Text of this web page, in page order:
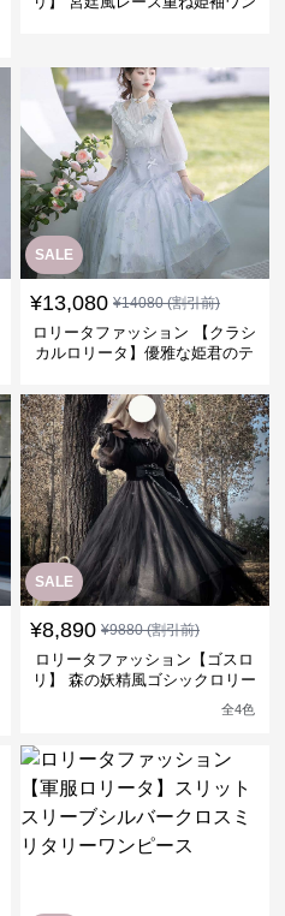
SALE
¥13,080 ¥14080(割引前)
ロリータファッション 【クラシ
カルロリータ】優雅な姫君のテ
SALE
¥8,890 ¥9880(割引前)
ロリータファッション【ゴスロ
リ】 森の妖精風ゴシックロリー
全4色